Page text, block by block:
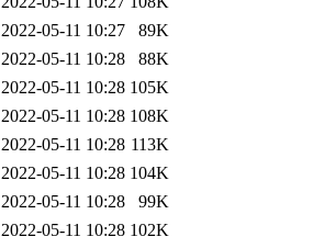
2022-05-11 10:27
89K
2022-05-11 10:28
88K
2022-05-11 10:28 105K
2022-05-11 10:28 108K
2022-05-11 10:28 113K
2022-05-11 10:28 104K
2022-05-11 10:28
99K
2022-05-11 10:28 102K